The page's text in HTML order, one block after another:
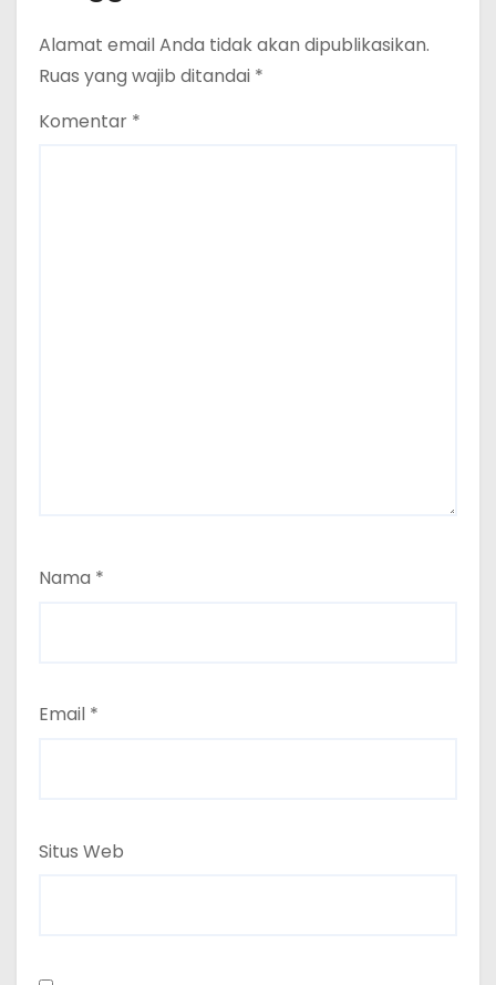
Alamat email Anda tidak akan dipublikasikan.
Ruas yang wajib ditandai *
Komentar *
Nama *
Email *
Situs Web